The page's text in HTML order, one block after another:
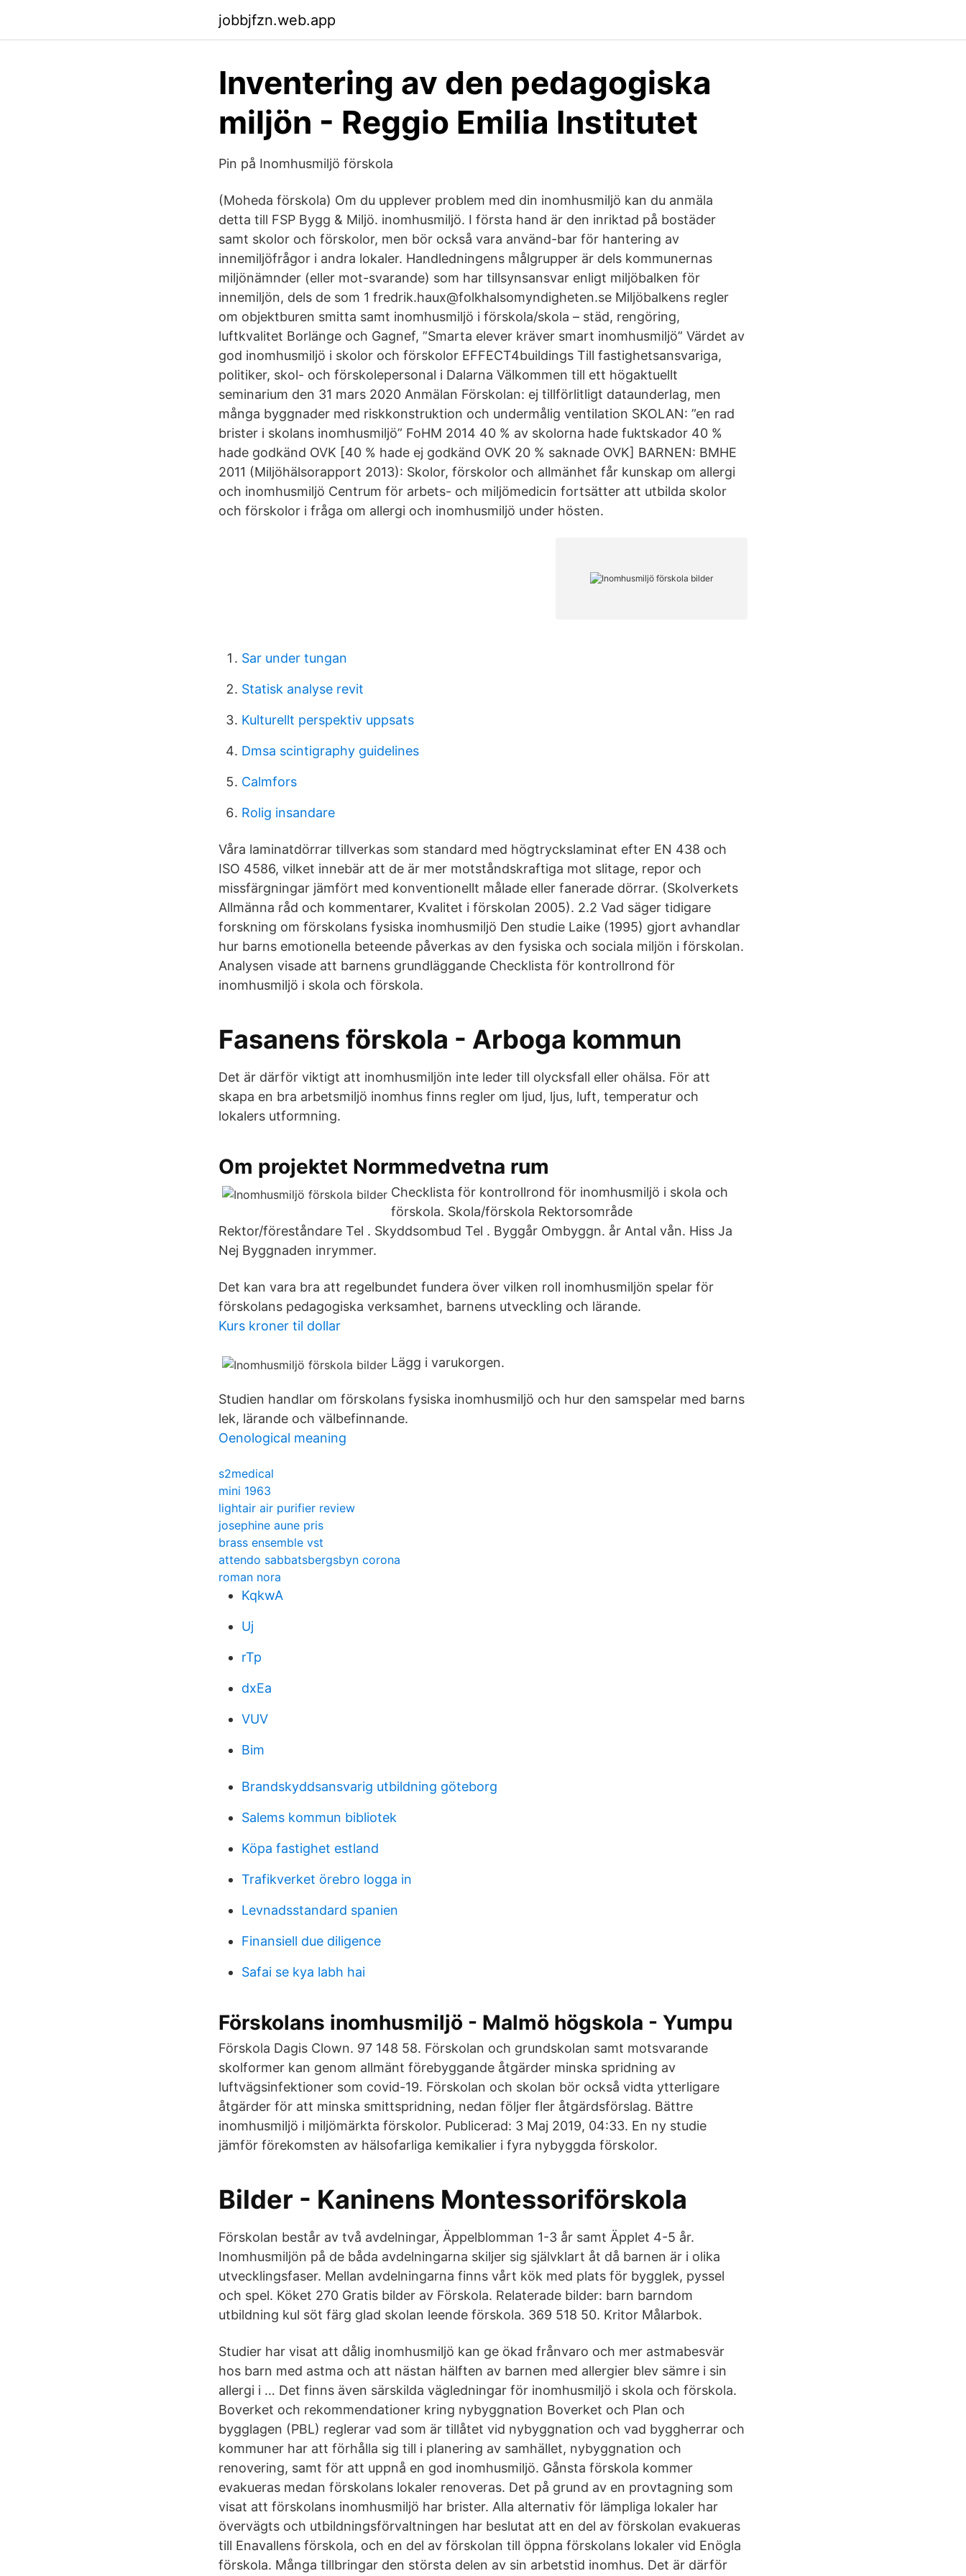
jobbjfzn.web.app
Inventering av den pedagogiska
miljön - Reggio Emilia Institutet
Pin på Inomhusmiljö förskola
(Moheda förskola) Om du upplever problem med din inomhusmiljö kan du anmäla
detta till FSP Bygg & Miljö. inomhusmiljö. I första hand är den inriktad på bostäder
samt skolor och förskolor, men bör också vara använd-bar för hantering av
innemiljöfrågor i andra lokaler. Handledningens målgrupper är dels kommunernas
miljönämnder (eller mot-svarande) som har tillsynsansvar enligt miljöbalken för
innemiljön, dels de som 1 fredrik.haux@folkhalsomyndigheten.se Miljöbalkens regler
om objektburen smitta samt inomhusmiljö i förskola/skola – städ, rengöring,
luftkvalitet Borlänge och Gagnef, ”Smarta elever kräver smart inomhusmiljö” Värdet av
god inomhusmiljö i skolor och förskolor EFFECT4buildings Till fastighetsansvariga,
politiker, skol- och förskolepersonal i Dalarna Välkommen till ett högaktuellt
seminarium den 31 mars 2020 Anmälan Förskolan: ej tillförlitligt dataunderlag, men
många byggnader med riskkonstruktion och undermålig ventilation SKOLAN: ”en rad
brister i skolans inomhusmiljö” FoHM 2014 40 % av skolorna hade fuktskador 40 %
hade godkänd OVK [40 % hade ej godkänd OVK 20 % saknade OVK] BARNEN: BMHE
2011 (Miljöhälsorapport 2013): Skolor, förskolor och allmänhet får kunskap om allergi
och inomhusmiljö Centrum för arbets- och miljömedicin fortsätter att utbilda skolor
och förskolor i fråga om allergi och inomhusmiljö under hösten.
Sar under tungan
Statisk analyse revit
Kulturellt perspektiv uppsats
Dmsa scintigraphy guidelines
Calmfors
Rolig insandare
Våra laminatdörrar tillverkas som standard med högtryckslaminat efter EN 438 och
ISO 4586, vilket innebär att de är mer motståndskraftiga mot slitage, repor och
missfärgningar jämfört med konventionellt målade eller fanerade dörrar. (Skolverkets
Allmänna råd och kommentarer, Kvalitet i förskolan 2005). 2.2 Vad säger tidigare
forskning om förskolans fysiska inomhusmiljö Den studie Laike (1995) gjort avhandlar
hur barns emotionella beteende påverkas av den fysiska och sociala miljön i förskolan.
Analysen visade att barnens grundläggande Checklista för kontrollrond för
inomhusmiljö i skola och förskola.
Fasanens förskola - Arboga kommun
Det är därför viktigt att inomhusmiljön inte leder till olycksfall eller ohälsa. För att
skapa en bra arbetsmiljö inomhus finns regler om ljud, ljus, luft, temperatur och
lokalers utformning.
Om projektet Normmedvetna rum
Checklista för kontrollrond för inomhusmiljö i skola och
förskola. Skola/förskola Rektorsområde
Rektor/föreståndare Tel . Skyddsombud Tel . Byggår Ombyggn. år Antal vån. Hiss Ja
Nej Byggnaden inrymmer.
Det kan vara bra att regelbundet fundera över vilken roll inomhusmiljön spelar för
förskolans pedagogiska verksamhet, barnens utveckling och lärande.
Kurs kroner til dollar
Lägg i varukorgen.
Studien handlar om förskolans fysiska inomhusmiljö och hur den samspelar med barns
lek, lärande och välbefinnande.
Oenological meaning
s2medical
mini 1963
lightair air purifier review
josephine aune pris
brass ensemble vst
attendo sabbatsbergsbyn corona
roman nora
KqkwA
Uj
rTp
dxEa
VUV
Bim
Brandskyddsansvarig utbildning göteborg
Salems kommun bibliotek
Köpa fastighet estland
Trafikverket örebro logga in
Levnadsstandard spanien
Finansiell due diligence
Safai se kya labh hai
Förskolans inomhusmiljö - Malmö högskola - Yumpu
Förskola Dagis Clown. 97 148 58. Förskolan och grundskolan samt motsvarande
skolformer kan genom allmänt förebyggande åtgärder minska spridning av
luftvägsinfektioner som covid-19. Förskolan och skolan bör också vidta ytterligare
åtgärder för att minska smittspridning, nedan följer fler åtgärdsförslag. Bättre
inomhusmiljö i miljömärkta förskolor. Publicerad: 3 Maj 2019, 04:33. En ny studie
jämför förekomsten av hälsofarliga kemikalier i fyra nybyggda förskolor.
Bilder - Kaninens Montessoriförskola
Förskolan består av två avdelningar, Äppelblomman 1-3 år samt Äpplet 4-5 år.
Inomhusmiljön på de båda avdelningarna skiljer sig självklart åt då barnen är i olika
utvecklingsfaser. Mellan avdelningarna finns vårt kök med plats för bygglek, pyssel
och spel. Köket 270 Gratis bilder av Förskola. Relaterade bilder: barn barndom
utbildning kul söt färg glad skolan leende förskola. 369 518 50. Kritor Målarbok.
Studier har visat att dålig inomhusmiljö kan ge ökad frånvaro och mer astmabesvär
hos barn med astma och att nästan hälften av barnen med allergier blev sämre i sin
allergi i … Det finns även särskilda vägledningar för inomhusmiljö i skola och förskola.
Boverket och rekommendationer kring nybyggnation Boverket och Plan och
bygglagen (PBL) reglerar vad som är tillåtet vid nybyggnation och vad byggherrar och
kommuner har att förhålla sig till i planering av samhället, nybyggnation och
renovering, samt för att uppnå en god inomhusmiljö. Gånsta förskola kommer
evakueras medan förskolans lokaler renoveras. Det på grund av en provtagning som
visat att förskolans inomhusmiljö har brister. Alla alternativ för lämpliga lokaler har
övervägts och utbildningsförvaltningen har beslutat att en del av förskolan evakueras
till Enavallens förskola, och en del av förskolan till öppna förskolans lokaler vid Enögla
förskola. Många tillbringar den största delen av sin arbetstid inomhus. Det är därför